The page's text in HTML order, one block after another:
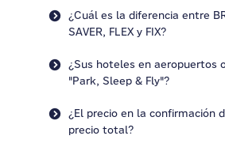
¿Cuál es la diferencia entre
SAVER, FLEX y FIX?
¿Sus hoteles en aeropuertos
"Park, Sleep & Fly"?
¿El precio en la confirmación
precio total?